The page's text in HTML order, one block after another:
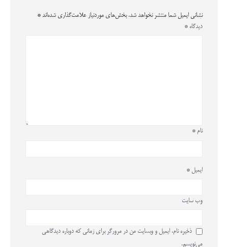
نشانی ایمیل شما منتشر نخواهد شد. بخش‌های موردنیاز علامت‌گذاری شده‌اند *
دیدگاه *
نام *
ایمیل *
وب‌ سایت
ذخیره نام، ایمیل و وبسایت من در مرورگر برای زمانی که دوباره دیدگاهی
می‌نویسم.